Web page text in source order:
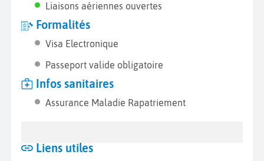
Liaisons aériennes ouvertes
Formalités
Visa Electronique
Passeport valide obligatoire
Infos sanitaires
Assurance Maladie Rapatriement
Liens utiles